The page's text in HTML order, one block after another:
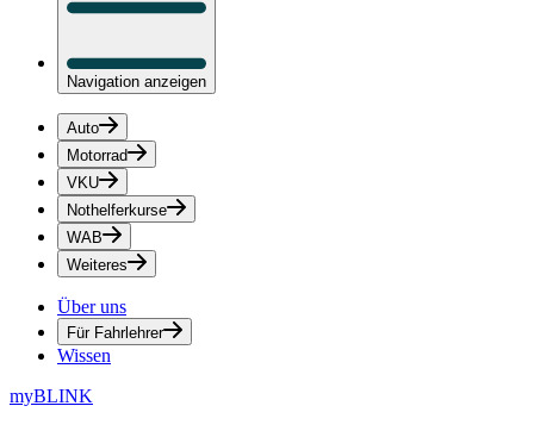
Navigation anzeigen
Auto
Motorrad
VKU
Nothelferkurse
WAB
Weiteres
Über uns
Für Fahrlehrer
Wissen
myBLINK